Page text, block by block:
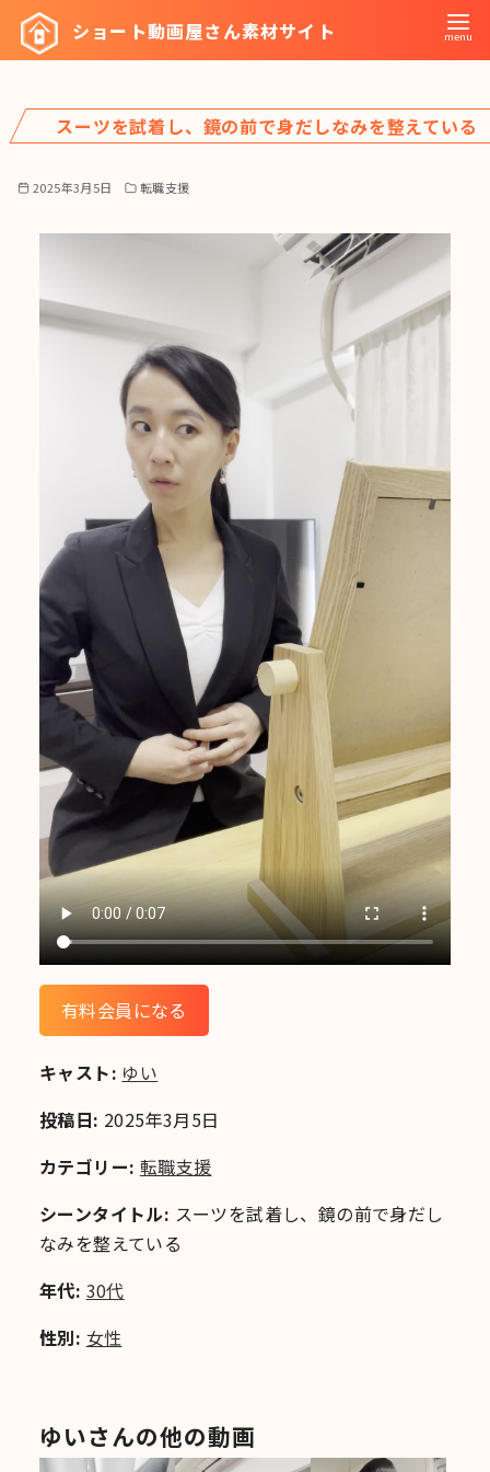
ツ
ショート動画屋さん素材サイト
スーツを試着し、鏡の前で身だしなみを整えている
2025年3月5日 転職支援
有料会員になる
キャスト: ゆい
投稿日: 2025年3月5日
カテゴリー: 転職支援
シーンタイトル: スーツを試着し、鏡の前で身だし
なみを整えている
年代: 30代
性別: 女性
ゆいさんの他の動画